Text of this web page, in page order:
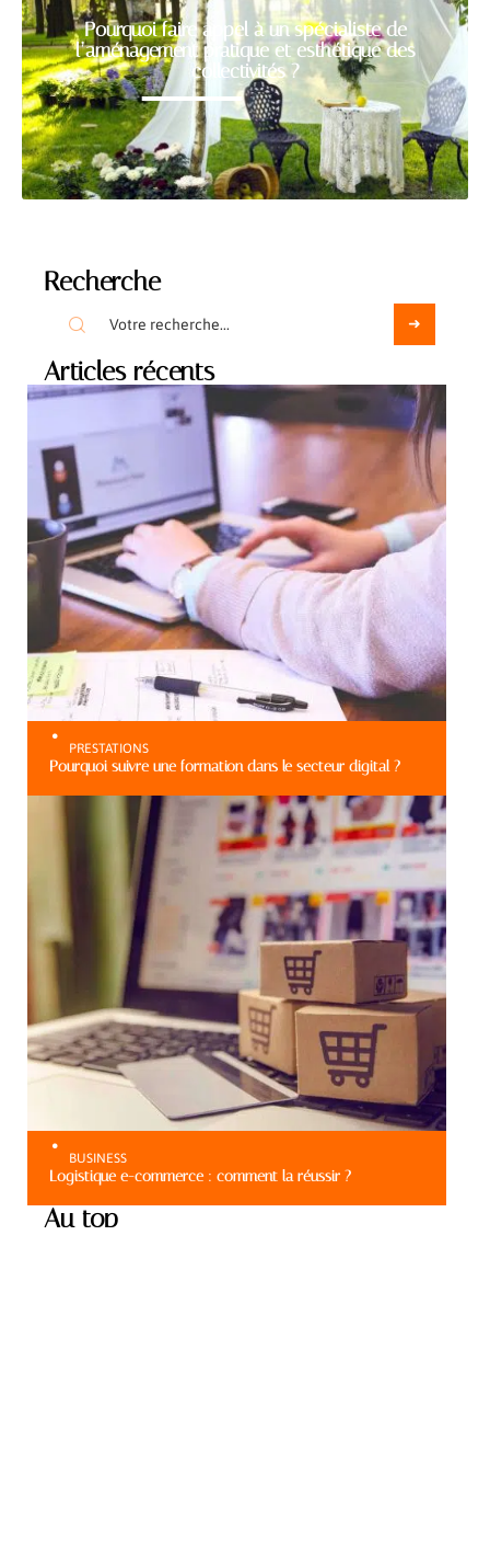
Pourquoi faire appel à un spécialiste de
l’aménagement pratique et esthétique des
collectivités ?
Recherche
Articles récents
PRESTATIONS
Pourquoi suivre une formation dans le secteur digital ?
BUSINESS
Logistique e-commerce : comment la réussir ?
Au top